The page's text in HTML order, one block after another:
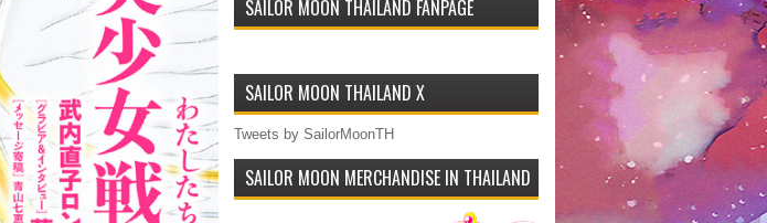
SAILOR MOON THAILAND FANPAGE
SAILOR MOON THAILAND X
Tweets by SailorMoonTH
SAILOR MOON MERCHANDISE IN THAILAND